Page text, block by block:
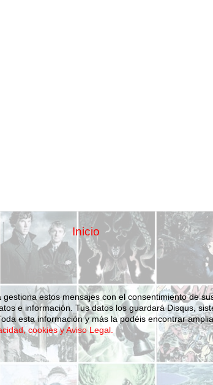
Inicio
estos mensajes con el consentimiento de
e información. Tus datos los guardará Disqus,
esta información y más la podéis encontrar
cookies y Aviso Legal.